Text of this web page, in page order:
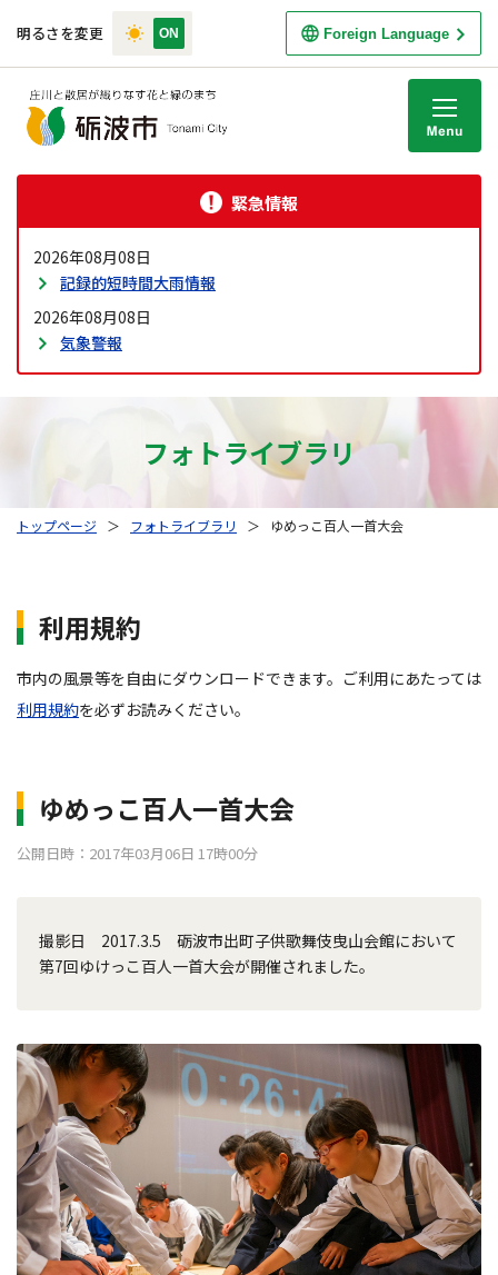
明るさを変更 Foreign Language
緊急情報
2026年08月08日
記録的短時間大雨情報
2026年08月08日
気象警報
フォトライブラリ
トップページ ＞ フォトライブラリ ＞ ゆめっこ百人一首大会
利用規約
市内の風景等を自由にダウンロードできます。ご利用にあたっては
利用規約を必ずお読みください。
ゆめっこ百人一首大会
公開日時：2017年03月06日 17時00分
撮影日 2017.3.5 砺波市出町子供歌舞伎曳山会館において
第7回ゆけっこ百人一首大会が開催されました。